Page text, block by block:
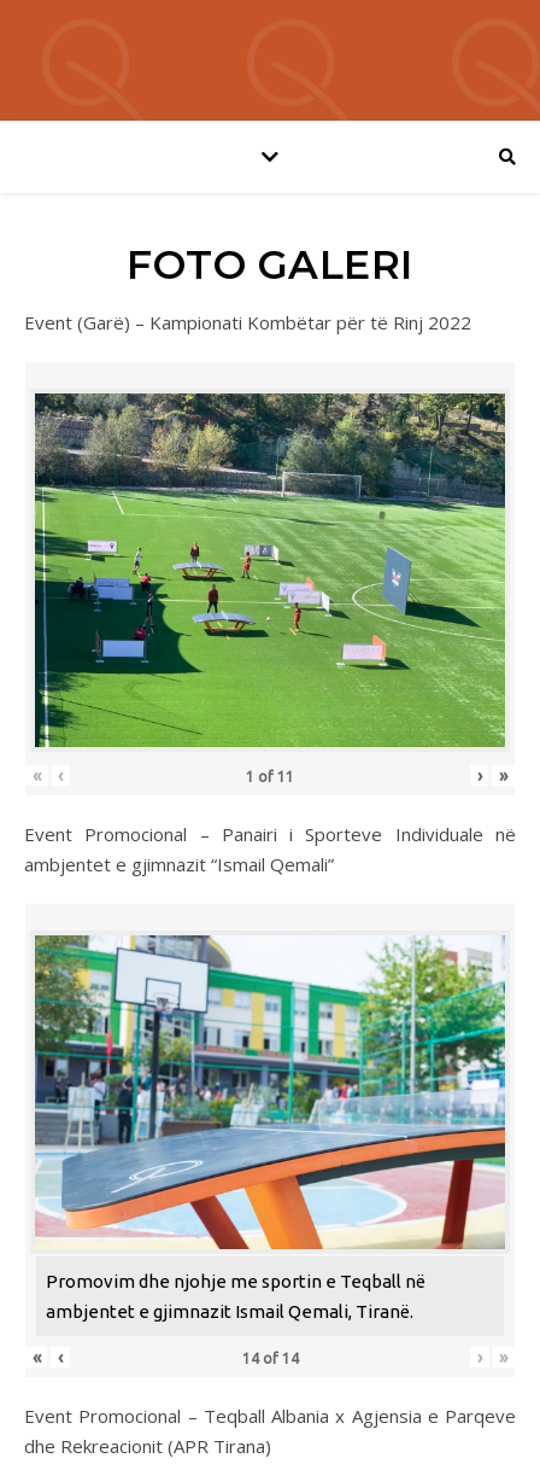
FOTO GALERI
Event (Garë) – Kampionati Kombëtar për të Rinj 2022
« ‹ 1 of 11 › »
Event Promocional – Panairi i Sporteve Individuale në
ambjentet e gjimnazit “Ismail Qemali”
Promovim dhe njohje me sportin e Teqball në
ambjentet e gjimnazit Ismail Qemali, Tiranë.
« ‹ 14of 14 › »
Event Promocional – Teqball Albania x Agjensia e Parqeve
dhe Rekreacionit (APR Tirana)